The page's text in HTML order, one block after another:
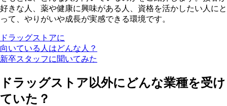
好きな人、薬や健康に興味がある人、資格を活かしたい人にと
って、やりがいや成長が実感できる環境です。
ドラッグストアに
向いている人はどんな人？
新卒スタッフに聞いてみた
ドラッグストア以外にどんな業種を受け
ていた？